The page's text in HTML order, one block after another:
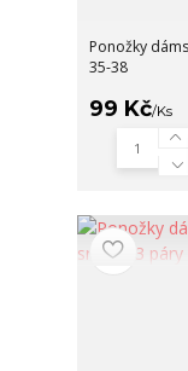
Ponožky
35-38
99 Kč/Ks